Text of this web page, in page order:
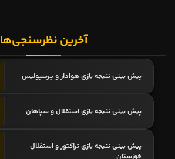
آخرین نظرسنجی‌ها
پیش بینی نتیجه بازی هوادار و پرسپولیس
پیش بینی نتیجه بازی استقلال و سپاهان
پیش بینی نتیجه بازی تراکتور و استقلال
خوزستان